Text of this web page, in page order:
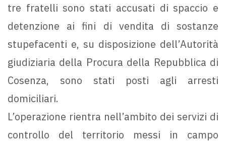
tre fratelli sono stati accusati di spaccio e
detenzione ai fini di vendita di sostanze
stupefacenti e, su disposizione dell’Autorità
giudiziaria della Procura della Repubblica di
Cosenza, sono stati posti agli arresti
domiciliari.
L’operazione rientra nell’ambito dei servizi di
controllo del territorio messi in campo